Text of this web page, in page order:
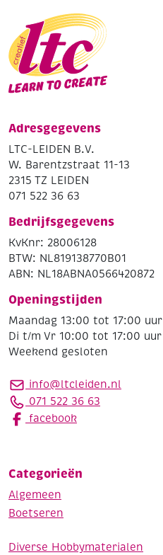
Adresgegevens
LTC-LEIDEN B.V.
W. Barentzstraat 11-13
2315 TZ LEIDEN
071 522 36 63
Bedrijfsgegevens
KvKnr: 28006128
BTW: NL819138770B01
ABN: NL18ABNA0566420872
Openingstijden
Maandag 13:00 tot 17:00 uur
Di t/m Vr 10:00 tot 17:00 uur
Weekend gesloten
info@ltcleiden.nl
071 522 36 63
facebook
Categorieën
Algemeen
Boetseren
Diverse Hobbymaterialen